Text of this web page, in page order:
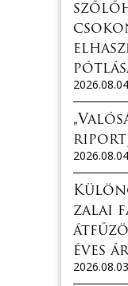
zalai
éves